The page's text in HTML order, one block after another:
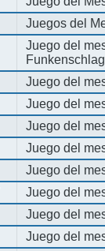
Juegos del
Juego del
Juego del
Juego del
Juego del
Juego del
Juego del
Juego del
Juego del
Juego del